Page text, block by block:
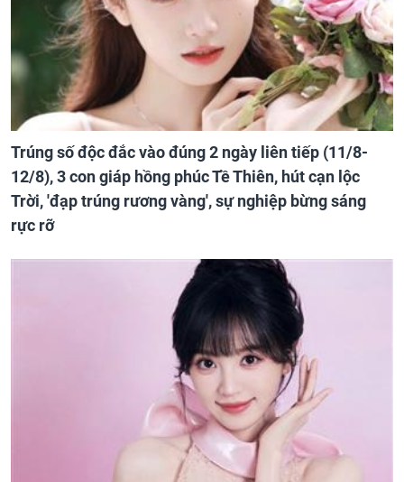
Trúng số độc đắc vào đúng 2 ngày liên tiếp (11/8-
12/8), 3 con giáp hồng phúc Tề Thiên, hút cạn lộc
Trời, 'đạp trúng rương vàng', sự nghiệp bừng sáng
rực rỡ